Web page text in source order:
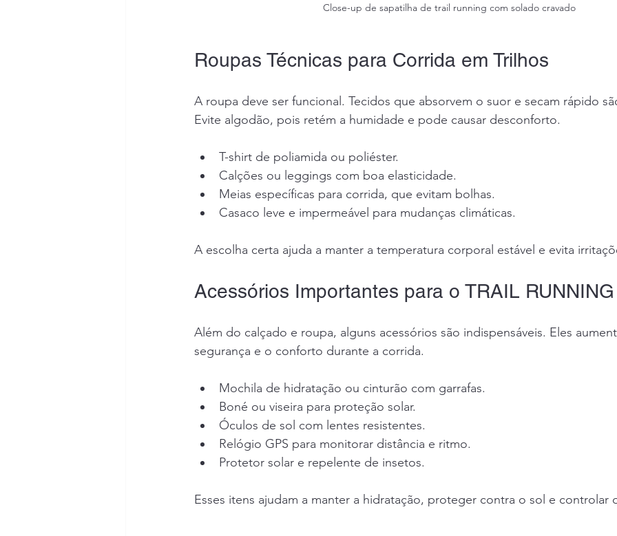
Close-up de sapatilha de trail running com solado cravado
Roupas Técnicas para Corrida em Trilhos
A roupa deve ser funcional. Tecidos que absorvem o suor e secam rápido
Evite algodão, pois retém a humidade e pode causar desconforto.
T-shirt de poliamida ou poliéster.
Calções ou leggings com boa elasticidade.
Meias específicas para corrida, que evitam bolhas.
Casaco leve e impermeável para mudanças climáticas.
A escolha certa ajuda a manter a temperatura corporal estável e evita
Acessórios Importantes para o TRAIL RUNNING
Além do calçado e roupa, alguns acessórios são indispensáveis. Eles
segurança e o conforto durante a corrida.
Mochila de hidratação ou cinturão com garrafas.
Boné ou viseira para proteção solar.
Óculos de sol com lentes resistentes.
Relógio GPS para monitorar distância e ritmo.
Protetor solar e repelente de insetos.
Esses itens ajudam a manter a hidratação, proteger contra o sol e controlar